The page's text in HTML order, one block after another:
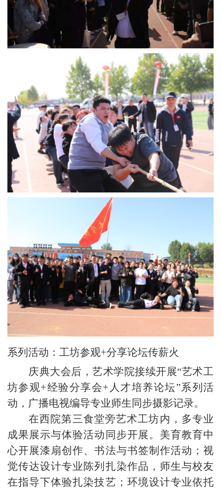
系列活动：工坊参观+分享论坛传薪火
庆典大会后，艺术学院接续开展“艺术工
坊参观+经验分享会+人才培养论坛”系列活
动，广播电视编导专业师生同步摄影记录。
在西院第三食堂旁艺术工坊内，多专业
成果展示与体验活动同步开展。美育教育中
心开展漆扇创作、书法与书签制作活动；视
觉传达设计专业陈列扎染作品，师生与校友
在指导下体验扎染技艺；环境设计专业依托